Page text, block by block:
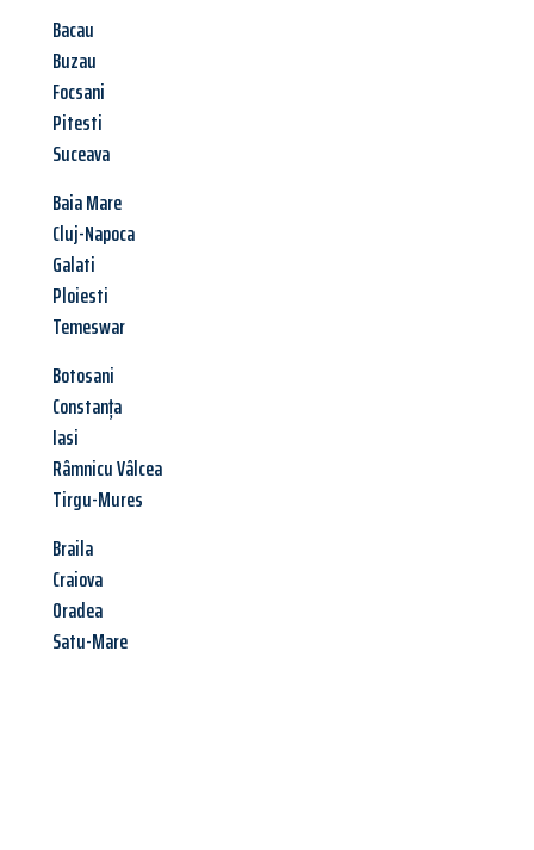
Bacau
Buzau
Focsani
Pitesti
Suceava
Baia Mare
Cluj-Napoca
Galati
Ploiesti
Temeswar
Botosani
Constanța
Iasi
Râmnicu Vâlcea
Tirgu-Mures
Braila
Craiova
Oradea
Satu-Mare